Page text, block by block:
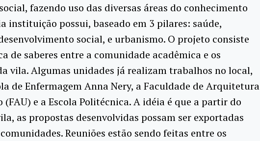
fazendo uso das diversas áreas do conhecimento
instituição possui, baseado em 3 pilares: saúde,
social, e urbanismo. O projeto consiste
de saberes entre a comunidade acadêmica e os
vila. Algumas unidades já realizam trabalhos no local,
de Enfermagem Anna Nery, a Faculdade de Arquitetura
(FAU) e a Escola Politécnica. A idéia é que a partir do
as propostas desenvolvidas possam ser exportadas
Reuniões estão sendo feitas entre os